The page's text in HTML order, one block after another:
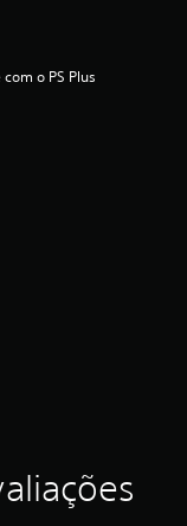
o PS Plus